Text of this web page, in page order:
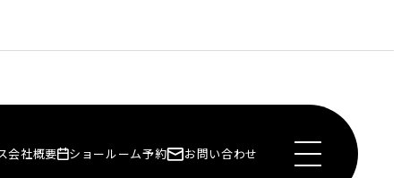
会社概要 ショールーム予約 お問い合わせ